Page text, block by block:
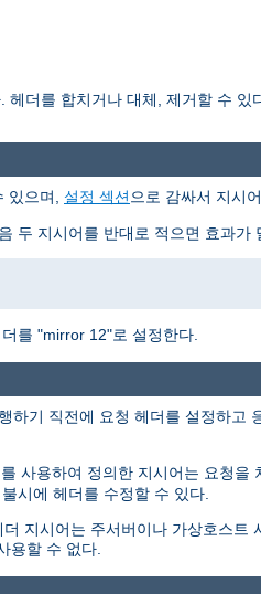
헤더를 합치거나 대체, 제거할 수 있
있으며, 설정 섹션 으로 감싸서 지시
두 지시어를 반대로 적으면 효과가
를 "mirror 12"로 설정한다.
하기 직전에 요청 헤더를 설정하고
사용하여 정의한 지시어는 요청을
시에 헤더를 수정할 수 있다.
지시어는 주서버이나 가상호스트
용할 수 없다.